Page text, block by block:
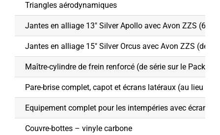
Triangles aérodynamiques
Jantes en alliage 13″ Silver Apollo avec Avon ZZS (6″ à
Jantes en alliage 15″ Silver Orcus avec Avon ZZS (de
Maître-cylindre de frein renforcé (de série sur le Pack R)
Pare-brise complet, capot et écrans latéraux (au lieu de
Equipement complet pour les intempéries avec écran
Couvre-bottes – vinyle carbone